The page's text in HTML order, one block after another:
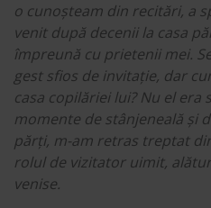
o cunoșteam din recitări, a
venit după decenii la casa
împreună cu prietenii mei.
gest sfios de invitație, dar
casa copilăriei lui? Nu el era
momente de stânjeneală și
părți, m-am retras treptat
rolul de vizitator uimit,
venise.